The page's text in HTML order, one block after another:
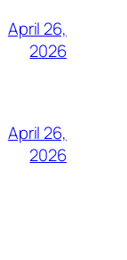
April 26,
2026
April 26,
2026